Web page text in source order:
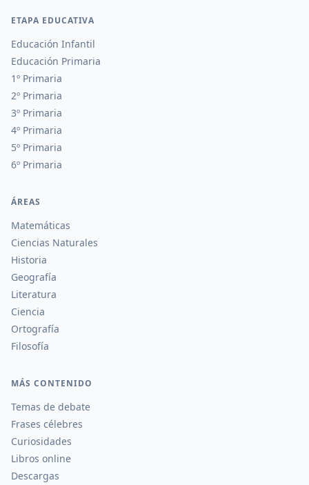
ETAPA EDUCATIVA
Educación Infantil
Educación Primaria
1º Primaria
2º Primaria
3º Primaria
4º Primaria
5º Primaria
6º Primaria
ÁREAS
Matemáticas
Ciencias Naturales
Historia
Geografía
Literatura
Ciencia
Ortografía
Filosofía
MÁS CONTENIDO
Temas de debate
Frases célebres
Curiosidades
Libros online
Descargas